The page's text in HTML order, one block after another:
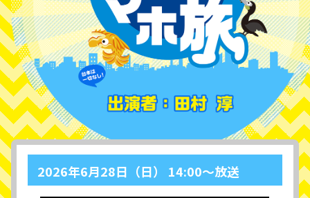
2026年6月28日（日） 14:00～放送